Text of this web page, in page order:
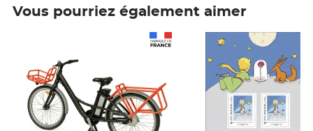
Vous pourriez également aimer
Prix 7,50€